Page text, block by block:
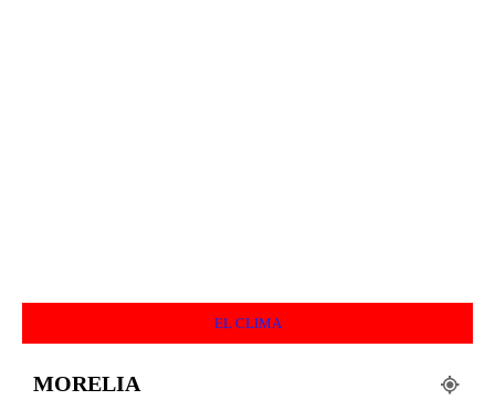
EL CLIMA
MORELIA